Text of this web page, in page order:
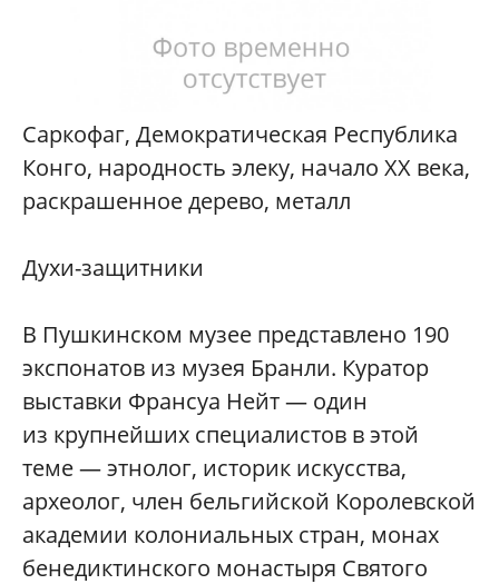
Саркофаг, Демократическая Республика
Конго, народность элеку, начало XX века,
раскрашенное дерево, металл
Духи-защитники
В Пушкинском музее представлено 190
экспонатов из музея Бранли. Куратор
выставки Франсуа Нейт — один
из крупнейших специалистов в этой
теме — этнолог, историк искусства,
археолог, член бельгийской Королевской
академии колониальных стран, монах
бенедиктинского монастыря Святого